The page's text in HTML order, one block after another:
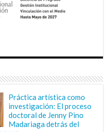
Práctica artística como
investigación: El proceso
doctoral de Jenny Pino
Madariaga detrás del